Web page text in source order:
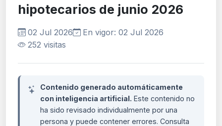
hipotecarios de junio 2026
02 Jul 2026
En vigor: 02 Jul 2026
252 visitas
Contenido generado automáticamente
con inteligencia artificial. Este contenido no
ha sido revisado individualmente por una
persona y puede contener errores. Consulta